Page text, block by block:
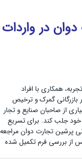
در واردات
همکاری با افراد
بازرگانی گمرک و ترخیص
از صاحبان صنایع و تجار
خود جلب کند. برای تسریع
پرشین تجارت دوان مراجعه
پس از بررسی فرم تکمیل شده